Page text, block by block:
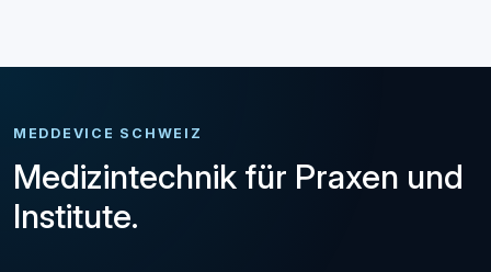
MEDDEVICE SCHWEIZ
Medizintechnik für Praxen und
Institute.